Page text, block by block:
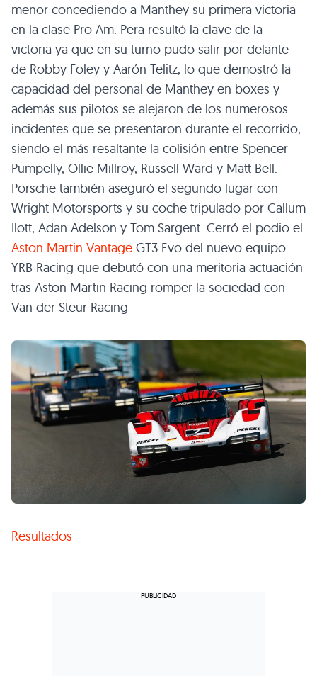
menor concediendo a Manthey su primera victoria
en la clase Pro-Am. Pera resultó la clave de la
victoria ya que en su turno pudo salir por delante
de Robby Foley y Aarón Telitz, lo que demostró la
capacidad del personal de Manthey en boxes y
además sus pilotos se alejaron de los numerosos
incidentes que se presentaron durante el recorrido,
siendo el más resaltante la colisión entre Spencer
Pumpelly, Ollie Millroy, Russell Ward y Matt Bell.
Porsche también aseguró el segundo lugar con
Wright Motorsports y su coche tripulado por Callum
Ilott, Adan Adelson y Tom Sargent. Cerró el podio el
Aston Martin Vantage GT3 Evo del nuevo equipo
YRB Racing que debutó con una meritoria actuación
tras Aston Martin Racing romper la sociedad con
Van der Steur Racing
Resultados